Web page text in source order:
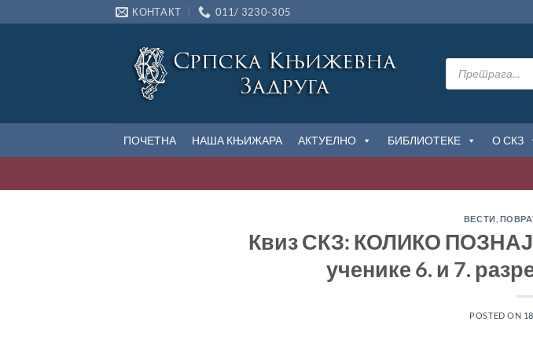
на
КОНТАКТ 011/ 3230-305
Products
search
ПОЧЕТНА НАША КЊИЖАРА АКТУЕЛНО БИБЛИОТЕКЕ О СКЗ
ВЕСТИ
Квиз СКЗ: КОЛИКО
ученике 6. и 7.
POSTED ON